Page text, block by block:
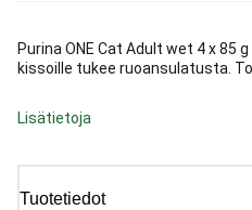
Purina ONE Cat Adult wet 4 x 85
kissoille tukee ruoansulatusta.
Lisätietoja
Tuotetiedot